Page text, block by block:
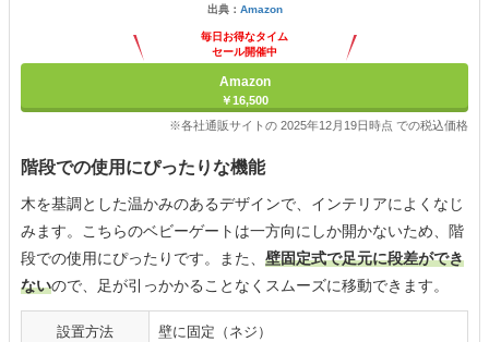
出典： Amazon
毎日お得なタイム
セール開催中
Amazon
￥16,500
※各社通販サイトの 2025年12月19日時点 での税込価格
階段での使用にぴったりな機能
木を基調とした温かみのあるデザインで、インテリアによくなじ
みます。こちらのベビーゲートは一方向にしか開かないため、階
段での使用にぴったりです。また、 壁固定式で足元に段差ができ
ないので、足が引っかかることなくスムーズに移動できます。
設置方法 壁に固定（ネジ）